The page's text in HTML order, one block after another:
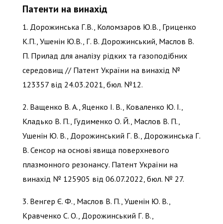
Патенти на винахід
1. Дорожинська Г.В., Коломзаров Ю.В., Гриценко
К.П., Ушенін Ю.В., Г. В. Дорожинський, Маслов В.
П. Прилад для аналізу рідких та газоподібних
середовищ // Патент України на винахід №
123357 від 24.03.2021, бюл. №12.
2. Ващенко В. А., Яценко І. В., Коваленко Ю. І.,
Кладько В. П., Гудименко О. Й., Маслов В. П.,
Ушенін Ю. В., Дорожинський Г. В., Дорожинська Г.
В. Сенсор на основі явища поверхневого
плазмонного резонансу. Патент України на
винахід № 125905 від 06.07.2022, бюл. № 27.
3. Венгер Є. Ф., Маслов В. П., Ушенін Ю. В.,
Кравченко С. О., Дорожинський Г. В.,